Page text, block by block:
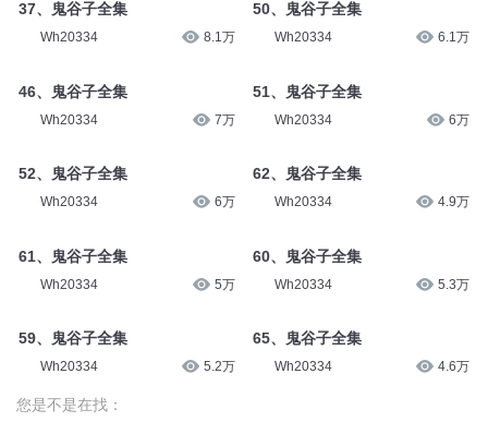
37、鬼谷子全集
Wh20334 8.1万
46、鬼谷子全集
Wh20334 7万
52、鬼谷子全集
Wh20334 6万
61、鬼谷子全集
Wh20334 5万
59、鬼谷子全集
Wh20334 5.2万
50、鬼谷子全集
Wh20334 6.1万
51、鬼谷子全集
Wh20334 6万
62、鬼谷子全集
Wh20334 4.9万
60、鬼谷子全集
Wh20334 5.3万
65、鬼谷子全集
Wh20334 4.6万
您是不是在找：